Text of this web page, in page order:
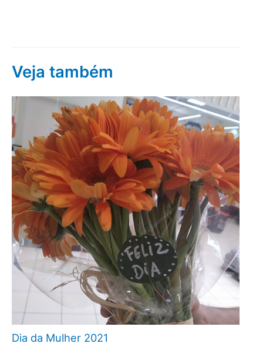
Veja também
Dia da Mulher 2021